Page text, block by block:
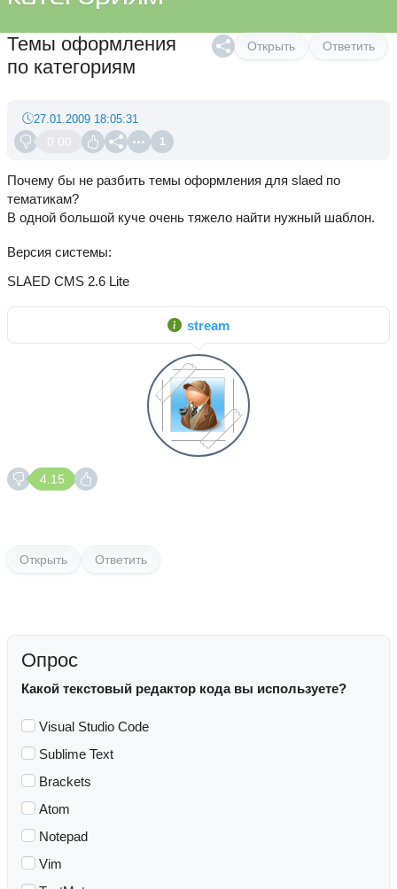
Открыть Ответить
Темы оформления
по категориям
0.00 1
27.01.2009 18:05:31
Почему бы не разбить темы оформления для slaed по
тематикам?
В одной большой куче очень тяжело найти нужный шаблон.
Версия системы
SLAED CMS 2.6 Lite
stream
4.15
Открыть Ответить
Опрос
Какой текстовый редактор кода вы используете?
Visual Studio Code
Sublime Text
Brackets
Atom
Notepad
Vim